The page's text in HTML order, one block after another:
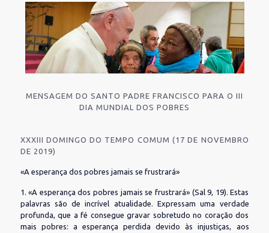
MENSAGEM DO SANTO PADRE FRANCISCO PARA O III
DIA MUNDIAL DOS POBRES
XXXIII DOMINGO DO TEMPO COMUM (17 DE NOVEMBRO
DE 2019)
«A esperança dos pobres jamais se frustrará»
1. «A esperança dos pobres jamais se frustrará» (Sal 9, 19). Estas
palavras são de incrível atualidade. Expressam uma verdade
profunda, que a fé consegue gravar sobretudo no coração dos
mais pobres: a esperança perdida devido às injustiças, aos